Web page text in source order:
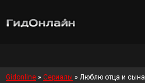
Gidonline » Сериалы » Люблю отца и сына